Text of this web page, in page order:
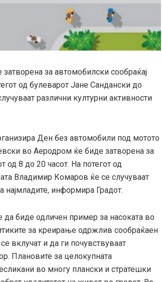
за автомобилски сообраќај
од булеварот Јане Сандански до
различни културни активности
Ден без автомобили под мотото
во Аеродром ќе биде затворена за
од 8 до 20 часот. На потегот од
Владимир Комаров ќе се случуваат
најмладите, информира Градот.
биде одличен пример за насоката во
за креирање одржлив сообраќаен
вклучат и да ги почувствуваат
Плановите за целокупната
во многу плански и стратешки